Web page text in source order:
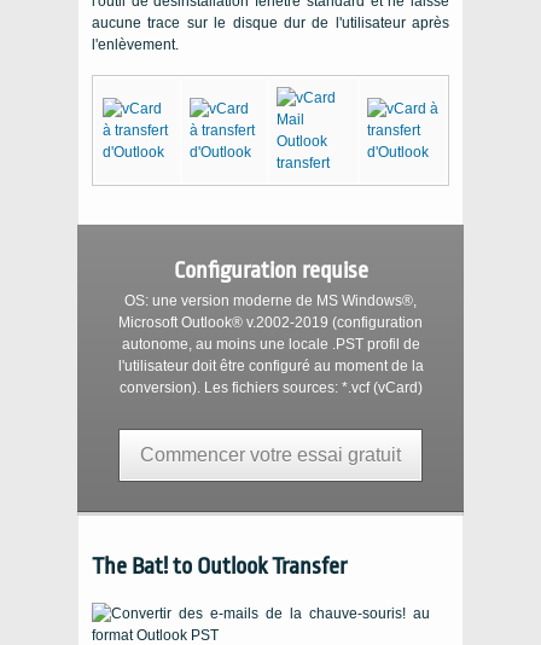
aucune trace sur le disque dur de l'utilisateur après
l'enlèvement.
Configuration requise
OS: une version moderne de MS Windows®,
Microsoft Outlook® v.2002-2019 (configuration
autonome, au moins une locale .PSTprofil de
l'utilisateur doit être configuré au moment de la
conversion). Les fichiers sources: *.vcf (vCard)
Commencer votre essai gratuit
The Bat! to Outlook Transfer